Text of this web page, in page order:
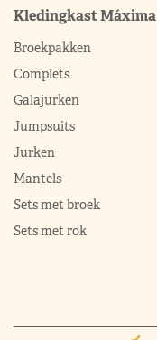
Kledingkast Máxima
Broekpakken
Complets
Galajurken
Jumpsuits
Jurken
Mantels
Sets met broek
Sets met rok